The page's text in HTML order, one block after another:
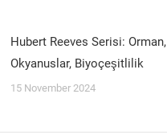
Hubert Reeves Serisi: Orman,
Okyanuslar, Biyoçeşitlilik
15 November 2024